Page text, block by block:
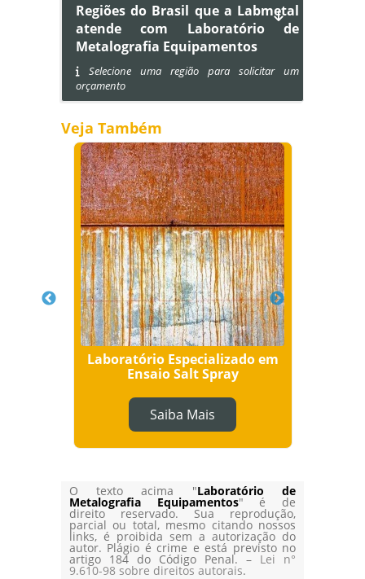
Regiões do Brasil que a Labmetal
atende com Laboratório de
Metalografia Equipamentos
Selecione uma região para solicitar um
orçamento
Veja Também
Laboratório Especializado em
Ensaio Salt Spray
Saiba Mais
O texto acima "Laboratório de
Metalografia Equipamentos" é de
direito reservado. Sua reprodução,
parcial ou total, mesmo citando nossos
links, é proibida sem a autorização do
autor. Plágio é crime e está previsto no
artigo 184 do Código Penal. – Lei n°
9.610-98 sobre direitos autorais.